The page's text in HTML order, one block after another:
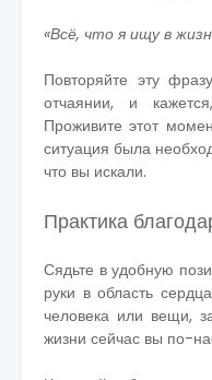
«Всё, что я ищу в
Повторяйте эту
отчаянии, и
Проживите этот
ситуация была
что вы искали.
Практика
Сядьте в удобную
руки в область
человека или вещи,
жизни сейчас вы по-